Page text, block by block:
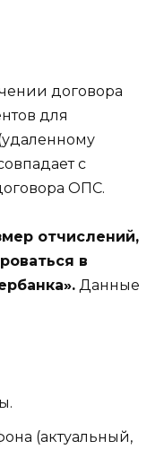
договора
для
с
ОПС.
отчислений,
в
Данные
(актуальный,